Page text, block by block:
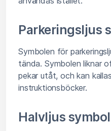
Parkeringsljus
Symbolen för
tända. Symbolen liknar
pekar utåt, och kan
instruktionsböcker.
Halvljus symbol